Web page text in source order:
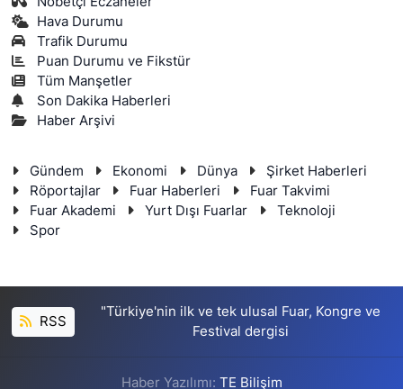
Hava Durumu
Trafik Durumu
Puan Durumu ve Fikstür
Tüm Manşetler
Son Dakika Haberleri
Haber Arşivi
Gündem Ekonomi Dünya
Şirket Haberleri
Röportajlar
Fuar Haberleri
Fuar Takvimi
Fuar Akademi
Yurt Dışı Fuarlar
Teknoloji
Spor
RSS
"Türkiye'nin ilk ve tek ulusal Fuar, Kongre ve
Festival dergisi
Haber Yazılımı: TE Bilişim